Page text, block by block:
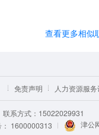
查看更多相似
免责声明 人力资源服
联系方式：15022029931
1600000313
津公